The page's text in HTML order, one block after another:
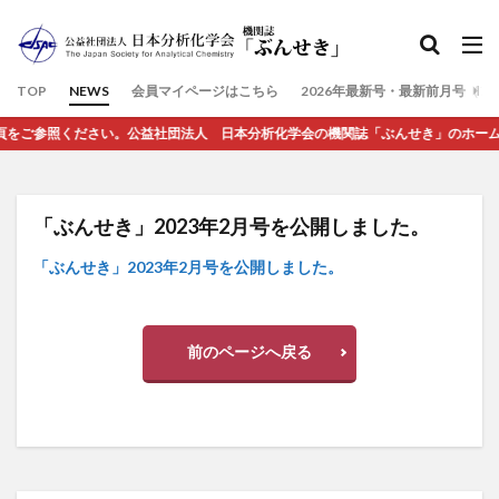
TOP NEWS 会員マイページはこちら 2026年最新号・最新前月号（7
ださい。公益社団法人 日本分析化学会の機関誌「ぶんせき」のホームページ
「ぶんせき」2023年2月号を公開しました。
「ぶんせき」2023年2月号を公開しました。
前のページへ戻る